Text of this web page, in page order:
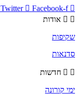
Twitter
Facebook-f
אודות
שקיפות
סדנאות
חדשות
ימי קורונה